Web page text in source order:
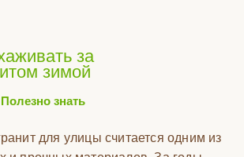
за
зимой
Полезно знать
для улицы считается одним из